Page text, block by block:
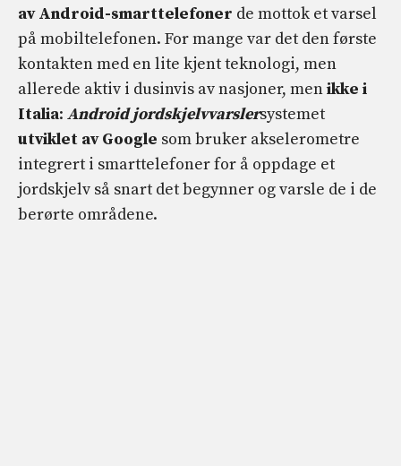
av Android-smarttelefoner de mottok et varsel
på mobiltelefonen. For mange var det den første
kontakten med en lite kjent teknologi, men
allerede aktiv i dusinvis av nasjoner, menikke i
Italia: Android jordskjelvvarslersystemet
utviklet av Google som bruker akselerometre
integrert i smarttelefoner for å oppdage et
jordskjelv så snart det begynner og varsle de i de
berørte områdene.